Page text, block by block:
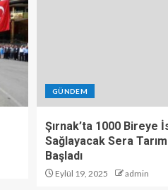
GÜNDEM
Şırnak’ta 1000 Bireye
Sağlayacak Sera
Başladı
Eylül 19, 2025 admin